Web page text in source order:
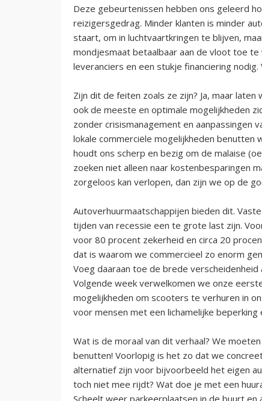
Deze gebeurtenissen hebben ons geleerd
reizigersgedrag. Minder klanten is minder
staart, om in luchtvaartkringen te blijven,
mondjesmaat betaalbaar aan de vloot toe
leveranciers en een stukje financiering
Zijn dit de feiten zoals ze zijn? Ja, maar
ook de meeste en optimale mogelijkheden
zonder crisismanagement en aanpassingen
lokale commerciële mogelijkheden benutten
houdt ons scherp en bezig om de malaise
zoeken niet alleen naar kostenbesparingen
zorgeloos kan verlopen, dan zijn we op de
Autoverhuurmaatschappijen bieden dit.
tijden van recessie een te grote last zijn.
voor 80 procent zekerheid en circa 20
dat is waarom we commercieel zo enorm
Voeg daaraan toe de brede
Volgende week verwelkomen we onze
mogelijkheden om scooters te verhuren in
voor mensen met een lichamelijke beperking
Wat is de moraal van dit verhaal? We
benutten! Voorlopig is het zo dat we
alternatief zijn voor bijvoorbeeld het eigen
toch niet mee rijdt? Wat doe je met een
Scheelt weer parkeerplaatsen in de buurt